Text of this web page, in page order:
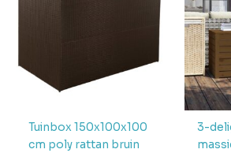
levertijd
4 + 1 dag
Tuinbox 150x100x100
cm poly rattan bruin
3-